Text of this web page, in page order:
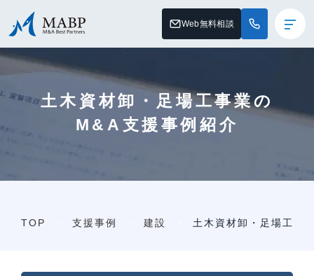
Web無料相談
土木資材卸・足場工事業の
M&A支援事例紹介
TOP 支援事例 建設 土木資材卸・足場工事